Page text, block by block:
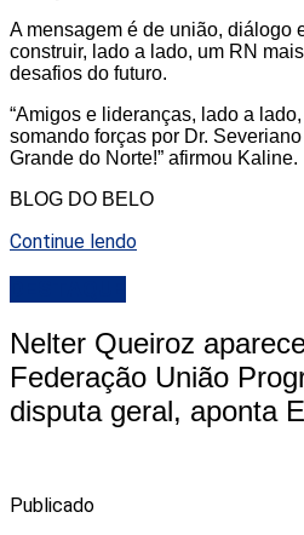
A mensagem é de união, diálogo
construir, lado a lado, um RN
desafios do futuro.
“Amigos e lideranças, lado a
somando forças por Dr.
Grande do Norte!” afirmou Kaline.
BLOG DO BELO
Continue lendo
Nelter Queiroz
Federação União
disputa geral, aponta
Publicado